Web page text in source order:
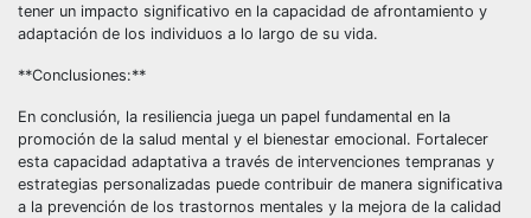
tener un impacto significativo en la capacidad de afrontamiento y
adaptación de los individuos a lo largo de su vida.
**Conclusiones:**
En conclusión, la resiliencia juega un papel fundamental en la
promoción de la salud mental y el bienestar emocional. Fortalecer
esta capacidad adaptativa a través de intervenciones tempranas y
estrategias personalizadas puede contribuir de manera significativa
a la prevención de los trastornos mentales y la mejora de la calidad